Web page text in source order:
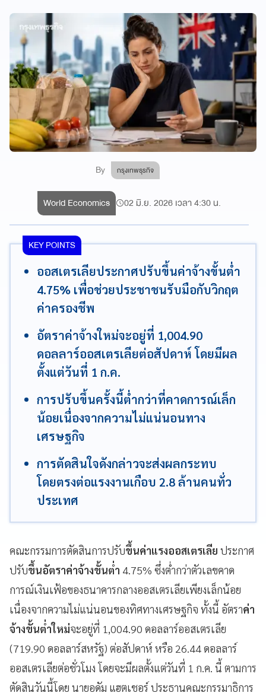
By กรุงเทพธุรกิจ
World Economics 02 มิ.ย. 2026 เวลา 4:30 น.
KEY POINTS
ออสเตรเลียประกาศปรับขึ้นค่าจ้างขั้นต่ำ
4.75% เพื่อช่วยประชาชนรับมือกับวิกฤต
ค่าครองชีพ
อัตราค่าจ้างใหม่จะอยู่ที่ 1,004.90
ดอลลาร์ออสเตรเลียต่อสัปดาห์ โดยมีผล
ตั้งแต่วันที่ 1 ก.ค.
การปรับขึ้นครั้งนี้ต่ำกว่าที่คาดการณ์เล็ก
น้อยเนื่องจากความไม่แน่นอนทาง
เศรษฐกิจ
การตัดสินใจดังกล่าวจะส่งผลกระทบ
โดยตรงต่อแรงงานเกือบ 2.8 ล้านคนทั่ว
ประเทศ
คณะกรรมการตัดสินการปรับขึ้นค่าแรงออสเตรเลีย ประกาศ
ปรับขึ้นอัตราค่าจ้างขั้นต่ำ 4.75% ซึ่งต่ำกว่าตัวเลขคาด
การณ์เงินเฟ้อของธนาคารกลางออสเตรเลียเพียงเล็กน้อย
เนื่องจากความไม่แน่นอนของทิศทางเศรษฐกิจ ทั้งนี้ อัตราค่า
จ้างขั้นต่ำใหม่จะอยู่ที่ 1,004.90 ดอลลาร์ออสเตรเลีย
(719.90 ดอลลาร์สหรัฐ) ต่อสัปดาห์ หรือ 26.44 ดอลลาร์
ออสเตรเลียต่อชั่วโมง โดยจะมีผลตั้งแต่วันที่ 1 ก.ค. นี้ ตามการ
ตัดสินวันนี้โดย นายอดัม แฮตเชอร์ ประธานคณะกรรมาธิการ